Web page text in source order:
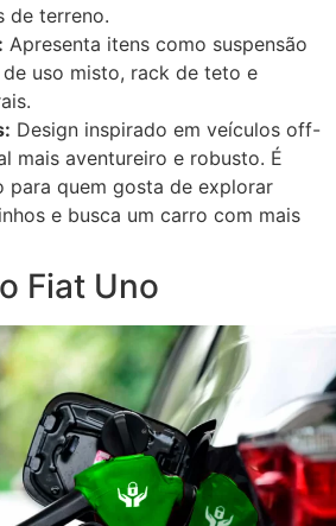
de terreno.
Apresenta itens como suspensão
de uso misto, rack de teto e
Design inspirado em veículos off-
mais aventureiro e robusto. É
para quem gosta de explorar
e busca um carro com mais
Fiat Uno